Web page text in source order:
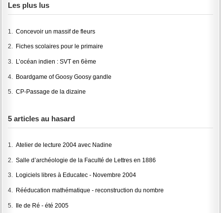
Les plus lus
1.Concevoir un massif de fleurs
2. Fiches scolaires pour le primaire
3. L’océan indien : SVT en 6ème
4. Boardgame of Goosy Goosy gandle
5.CP-Passage de la dizaine
5 articles au hasard
1.Atelier de lecture 2004 avec Nadine
2.Salle d’archéologie de la Faculté de Lettres en 1886
3. Logiciels libres à Educatec - Novembre 2004
4. Rééducation mathématique - reconstruction du nombre
5. Ile de Ré - été 2005